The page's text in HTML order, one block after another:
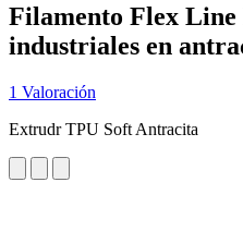
Filamento Flex Line
industriales en
1 Valoración
Extrudr TPU Soft Antracita